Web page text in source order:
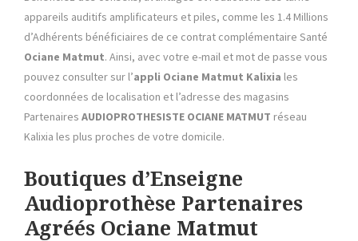
appareils auditifs amplificateurs et piles, comme les 1.4 Millions
d’Adhérents bénéficiaires de ce contrat complémentaire Santé
Ociane Matmut. Ainsi, avec votre e-mail et mot de passe vous
pouvez consulter sur l’appli Ociane Matmut Kalixia les
coordonnées de localisation et l’adresse des magasins
Partenaires AUDIOPROTHESISTE OCIANE MATMUT réseau
Kalixia les plus proches de votre domicile.
Boutiques d’Enseigne
Audioprothèse Partenaires
Agréés Ociane Matmut